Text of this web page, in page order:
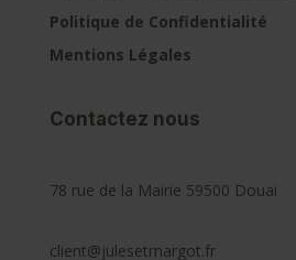
Politique de Confidentialité
Mentions Légales
Contactez nous
78 rue de la Mairie 59500 Douai
client@julesetmargot.fr